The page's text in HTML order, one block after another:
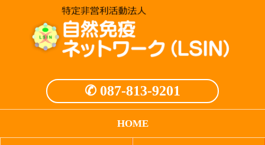
✆ 087-813-9201
HOME